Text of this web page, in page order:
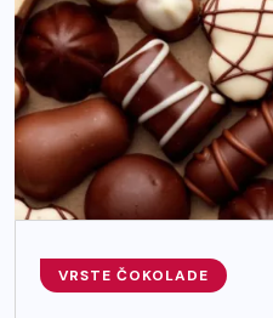
VRSTE ČOKOLADE